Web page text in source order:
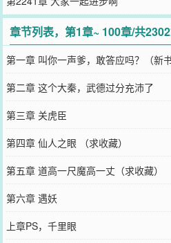
章节列表，第1章~ 100章/共
第一章 叫你一声爹，敢答应吗？（新
第二章 这个大秦，武德过分充沛了
第三章 关虎臣
第四章 仙人之眼 （求收藏）
第五章 道高一尺魔高一丈（求收藏）
第六章 遇妖
上章PS，千里眼